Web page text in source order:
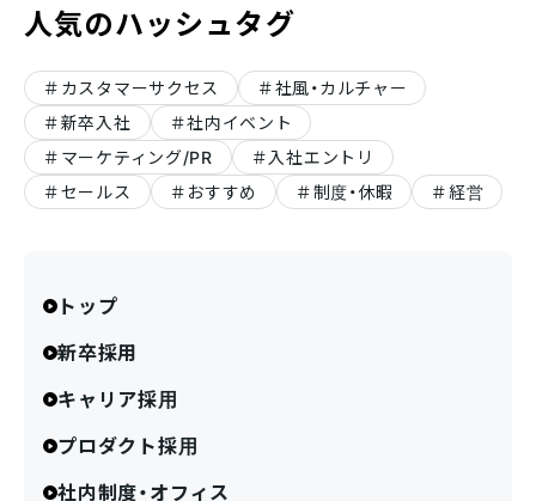
人気のハッシュタグ
カスタマーサクセス
社風・カルチャー
新卒入社
社内イベント
マーケティング/PR
入社エントリ
セールス
おすすめ 制度・休暇 経営
トップ
新卒採用
キャリア採用
プロダクト採用
社内制度・オフィス